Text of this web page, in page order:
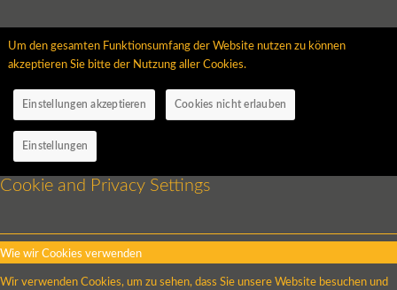
Um den gesamten Funktionsumfang der Website nutzen zu können
akzeptieren Sie bitte der Nutzung aller Cookies.
Einstellungen akzeptieren Cookies nicht erlauben
Einstellungen
Cookie and Privacy Settings
Wie wir Cookies verwenden
Wir verwenden Cookies, um zu sehen, dass Sie unsere Website besuchen und